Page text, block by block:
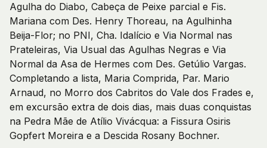
Agulha do Diabo, Cabeça de Peixe parcial e Fis.
Mariana com Des. Henry Thoreau, na Agulhinha
Beija-Flor; no PNI, Cha. Idalício e Via Normal nas
Prateleiras, Via Usual das Agulhas Negras e Via
Normal da Asa de Hermes com Des. Getúlio Vargas.
Completando a lista, Maria Comprida, Par. Mario
Arnaud, no Morro dos Cabritos do Vale dos Frades e,
em excursão extra de dois dias, mais duas conquistas
na Pedra Mãe de Atílio Vivácqua: a Fissura Osiris
Gopfert Moreira e a Descida Rosany Bochner.